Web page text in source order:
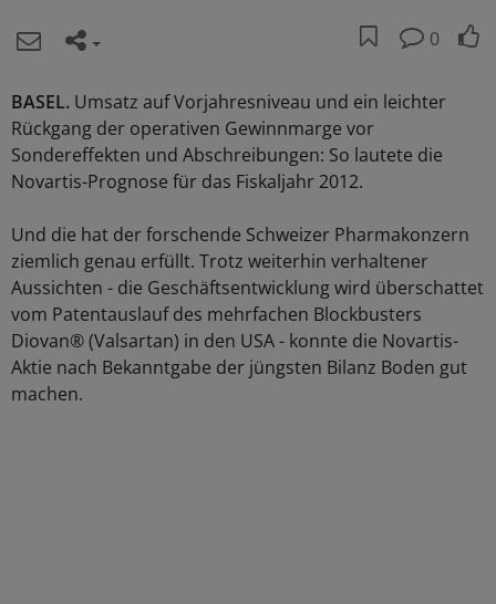
0
BASEL. Umsatz auf Vorjahresniveau und ein leichter
Rückgang der operativen Gewinnmarge vor
Sondereffekten und Abschreibungen: So lautete die
Novartis-Prognose für das Fiskaljahr 2012.
Und die hat der forschende Schweizer Pharmakonzern
ziemlich genau erfüllt. Trotz weiterhin verhaltener
Aussichten - die Geschäftsentwicklung wird überschattet
vom Patentauslauf des mehrfachen Blockbusters
Diovan® (Valsartan) in den USA - konnte die Novartis-
Aktie nach Bekanntgabe der jüngsten Bilanz Boden gut
machen.